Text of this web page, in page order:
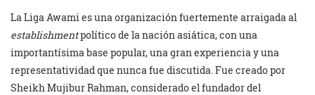
La Liga Awami es una organización fuertemente arraigada al
establishmentpolítico de la nación asiática, con una
importantísima base popular, una gran experiencia y una
representatividad que nunca fue discutida. Fue creado por
Sheikh Mujibur Rahman, considerado el fundador del